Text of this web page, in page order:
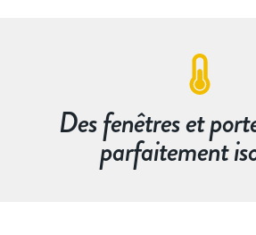
Des fenêtres et
parfaitement